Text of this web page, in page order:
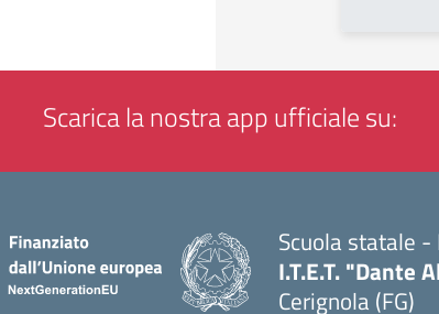
Scarica la nostra app ufficiale su:
Scuola statale -
I.T.E.T. "Dante
Cerignola (FG)